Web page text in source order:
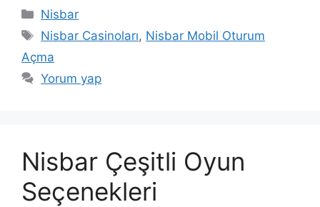
Kategoriler
Nisbar
Etiketler
Nisbar Casinoları, Nisbar Mobil Oturum
Açma
Yorum yap
Nisbar Çeşitli Oyun
Seçenekleri